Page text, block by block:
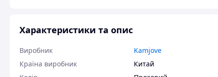
Характеристики та опис
Виробник
Kamjove
Країна виробник
Китай